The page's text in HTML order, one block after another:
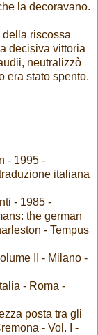
la decoravano.
della riscossa
decisiva vittoria
neutralizzò
era stato spento.
- 1995 -
italiana
- 1985 -
the german
- Tempus
II - Milano -
- Roma -
posta tra gli
- Vol. I -